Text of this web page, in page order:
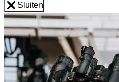
Sluiten